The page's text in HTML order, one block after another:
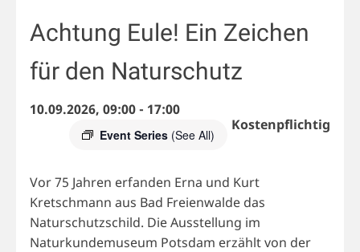
Achtung Eule! Ein Zeichen
für den Naturschutz
10.09.2026, 09:00- 17:00
Event Series (See All)
Kostenpflichtig
Vor 75 Jahren erfanden Erna und Kurt
Kretschmann aus Bad Freienwalde das
Naturschutzschild. Die Ausstellung im
Naturkundemuseum Potsdam erzählt von der